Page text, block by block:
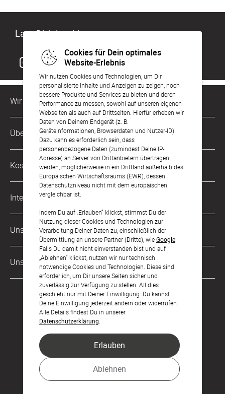
Cookies für Dein optimales
Website-Erlebnis
Wir nutzen Cookies und Technologien, um Dir
personalisierte Inhalte und Anzeigen zu zeigen, noch
bessere Produkte und Services zu bieten und deren
Performance zu messen, sowohl auf unseren eigenen
Webseiten als auch auf Drittseiten. Hierfür erheben wir
Daten von Deinem Endgerät (z. B.
Geräteinformationen, Browserdaten und Nutzer-ID).
Dazu kann es erforderlich sein, dass
personenbezogene Daten (zumindest Deine IP-
Adresse) an Server von Drittanbietern übertragen
werden, möglicherweise in ein Drittland außerhalb des
Europäischen Wirtschaftsraums (EWR), dessen
Datenschutzniveau nicht mit dem europäischen
vergleichbar ist.
Indem Du auf „Erlauben“ klickst, stimmst Du der
Nutzung dieser Cookies und Technologien zur
Verarbeitung Deiner Daten zu, einschließlich der
Übermittlung an unsere Partner (Dritte), wieGoogle
Falls Du damit nicht einverstanden bist und auf
„Ablehnen“ klickst, nutzen wir nur technisch
notwendige Cookies und Technologien. Diese sind
erforderlich, um Dir unsere Seiten sicher und
zuverlässig zur Verfügung zu stellen. All dies
geschieht nur mit Deiner Einwilligung. Du kannst
Deine Einwilligung jederzeit ändern oder widerrufen.
Alle Details findest Du in unserer
Datenschutzerklärung
Ablehnen
Erlauben
Lass Dich inspirieren
Wir sind für Dich da
Kundenservice-Hotline
0221 956 725 10
Mo. - Fr. von 9 bis 17 Uhr
kontakt@sendmoments.de
Über Uns
Philosophie
Karriere
Impressum
AGB & Widerrufsrecht
Zahlung & Versand
Datenschutz
Barrierefreiheitserklärung
LLM's
Kostenlose Services
Musterkarten
Digitale Fotoalben
Digitale Gästelisten
FAQ & Hilfe
International
Österreich
Schweiz
Frankreich
Unsere Zahlungsarten
Unsere Partner
Feier den Moment.